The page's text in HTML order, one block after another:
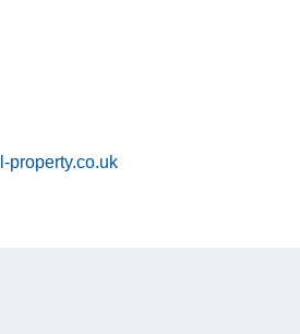
property.co.uk